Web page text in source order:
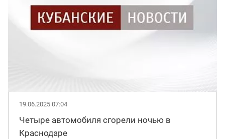
19.06.2025 07:04
Четыре автомобиля сгорели ночью в
Краснодаре